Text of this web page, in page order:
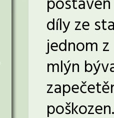
díly ze
jednom
mlýn